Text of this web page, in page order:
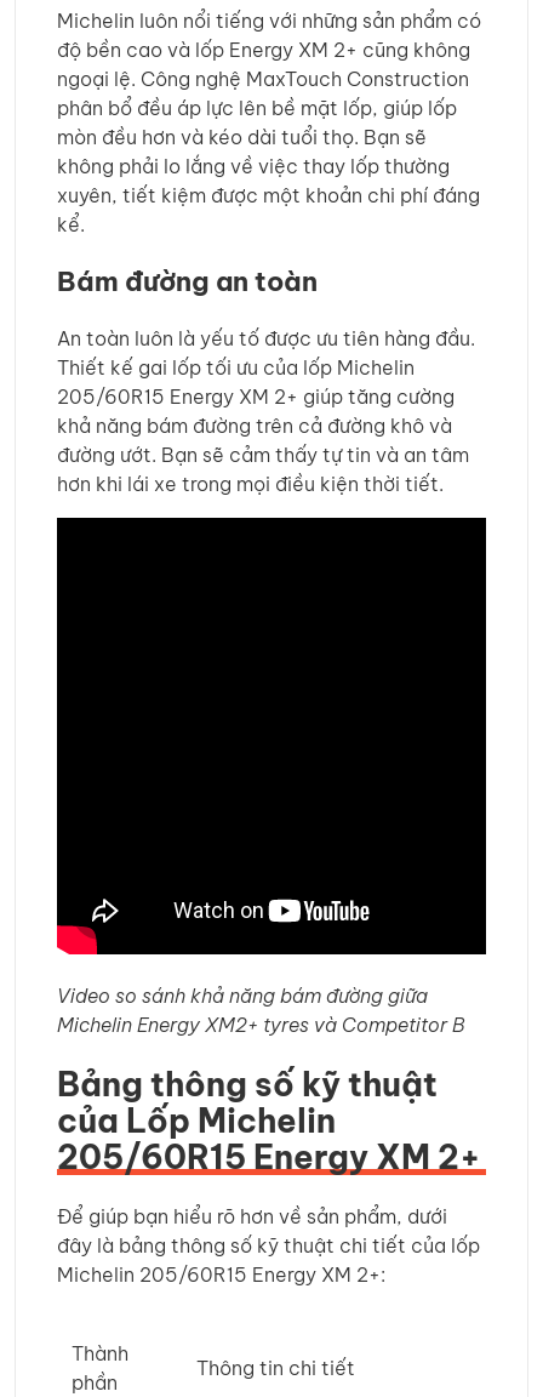
Michelin luôn nổi tiếng với những sản phẩm có
độ bền cao và lốp Energy XM 2+ cũng không
ngoại lệ. Công nghệ MaxTouch Construction
phân bổ đều áp lực lên bề mặt lốp, giúp lốp
mòn đều hơn và kéo dài tuổi thọ. Bạn sẽ
không phải lo lắng về việc thay lốp thường
xuyên, tiết kiệm được một khoản chi phí đáng
kể.
Bám đường an toàn
An toàn luôn là yếu tố được ưu tiên hàng đầu.
Thiết kế gai lốp tối ưu của lốp Michelin
205/60R15 Energy XM 2+ giúp tăng cường
khả năng bám đường trên cả đường khô và
đường ướt. Bạn sẽ cảm thấy tự tin và an tâm
hơn khi lái xe trong mọi điều kiện thời tiết.
Video so sánh khả năng bám đường giữa
Michelin Energy XM2+ tyres và Competitor B
Bảng thông số kỹ thuật
của Lốp Michelin
205/60R15 Energy XM 2+
Để giúp bạn hiểu rõ hơn về sản phẩm, dưới
đây là bảng thông số kỹ thuật chi tiết của lốp
Michelin 205/60R15 Energy XM 2+:
Thành
phần
Thông tin chi tiết